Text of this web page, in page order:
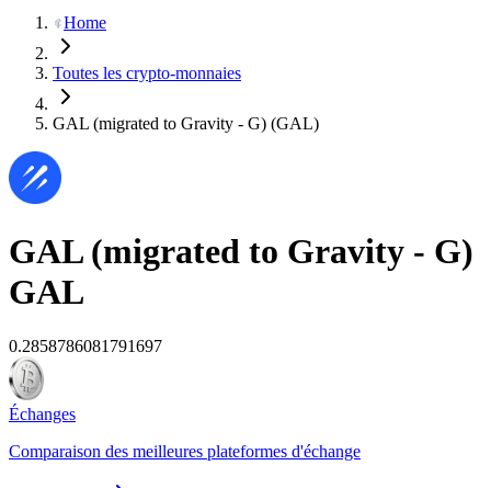
Home
Toutes les crypto-monnaies
GAL (migrated to Gravity - G) (GAL)
GAL (migrated to Gravity - G)
GAL
0.2858786081791697
Échanges
Comparaison des meilleures plateformes d'échange